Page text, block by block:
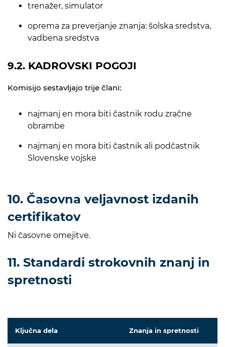
trenažer, simulator
oprema za preverjanje znanja: šolska sredstva,
vadbena sredstva
9.2. KADROVSKI POGOJI
Komisijo sestavljajo trije člani:
najmanj en mora biti častnik rodu zračne
obrambe
najmanj en mora biti častnik ali podčastnik
Slovenske vojske
10. Časovna veljavnost izdanih
certifikatov
Ni časovne omejitve.
11. Standardi strokovnih znanj in
spretnosti
Ključna dela Znanja in spretnosti